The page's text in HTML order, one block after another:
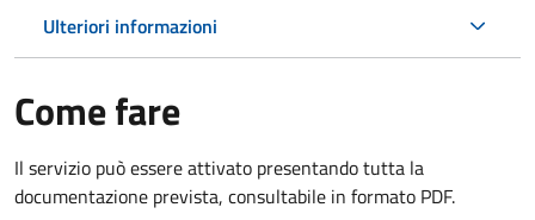
Ulteriori informazioni
Come fare
Il servizio può essere attivato presentando tutta la
documentazione prevista, consultabile in formato PDF.